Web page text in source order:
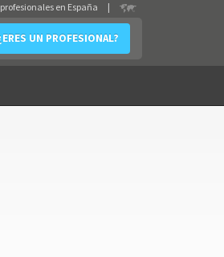
UN PROFESIONAL?
en España |